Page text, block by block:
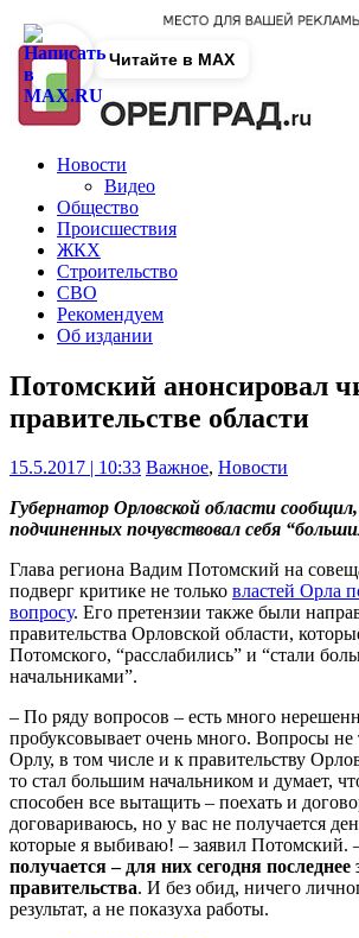
Новости
Видео
Общество
Происшествия
ЖКХ
Строительство
СВО
Рекомендуем
Об издании
Потомский анонсировал
правительстве области
15.5.2017 | 10:33 Важное, Новости
Губернатор Орловской области
подчиненных почувствовал себя
Глава региона Вадим Потомский на
подверг критике не только властей Орла
вопросу. Его претензии также были
правительства Орловской области,
Потомского, “расслабились” и “стали
начальниками”.
– По ряду вопросов – есть много
пробуксовывает очень много. Вопросы не
Орлу, в том числе и к правительству
то стал большим начальником и думает,
способен все вытащить – поехать и
договариваюсь, но у вас не получается
которые я выбиваю! – заявил Потомский.
получается – для них сегодня последнее
правительства. И без обид, ничего
результат, а не показуха работы.
Читайте в MAX